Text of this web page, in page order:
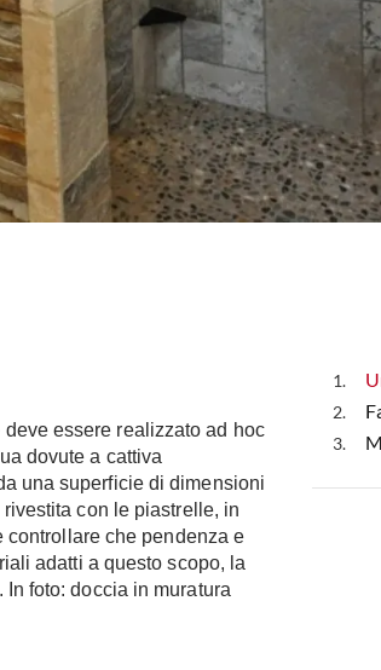
essere realizzato ad hoc
dovute a cattiva
una superficie di dimensioni
con le piastrelle, in
controllare che pendenza e
adatti a questo scopo, la
foto: doccia in muratura